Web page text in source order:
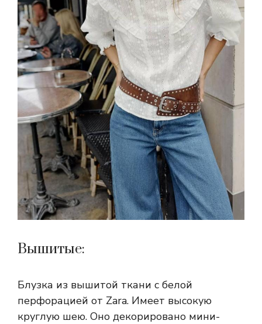
Вышитые:
Блузка из вышитой ткани с белой
перфорацией от Zara. Имеет высокую
круглую шею. Оно декорировано мини-